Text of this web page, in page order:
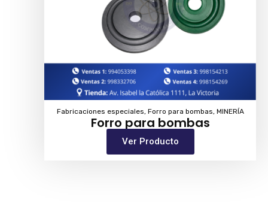
Fabricaciones especiales, Forro para bombas, MINERÍA
Forro para bombas
Ver Producto